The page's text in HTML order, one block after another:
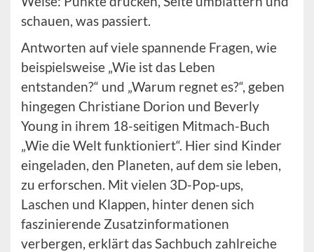
schauen, was passiert.
Antworten auf viele spannende Fragen, wie
beispielsweise „Wie ist das Leben
entstanden?“ und „Warum regnet es?“, geben
hingegen Christiane Dorion und Beverly
Young in ihrem 18-seitigen Mitmach-Buch
„Wie die Welt funktioniert“. Hier sind Kinder
eingeladen, den Planeten, auf dem sie leben,
zu erforschen. Mit vielen 3D-Pop-ups,
Laschen und Klappen, hinter denen sich
faszinierende Zusatzinformationen
verbergen, erklärt das Sachbuch zahlreiche